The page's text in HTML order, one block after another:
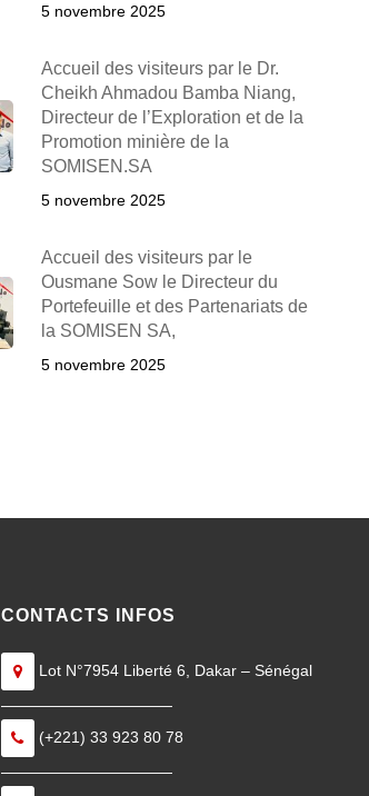
5 novembre 2025
Accueil des visiteurs par le Dr.
Cheikh Ahmadou Bamba Niang,
Directeur de l’Exploration et de la
Promotion minière de la
SOMISEN.SA
5 novembre 2025
Accueil des visiteurs par le
Ousmane Sow le Directeur du
Portefeuille et des Partenariats de
la SOMISEN SA,
5 novembre 2025
CONTACTS INFOS
Lot N°7954 Liberté 6, Dakar – Sénégal
———————————
(+221) 33 923 80 78
———————————